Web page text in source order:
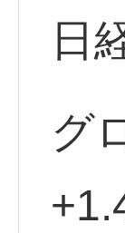
日
グ